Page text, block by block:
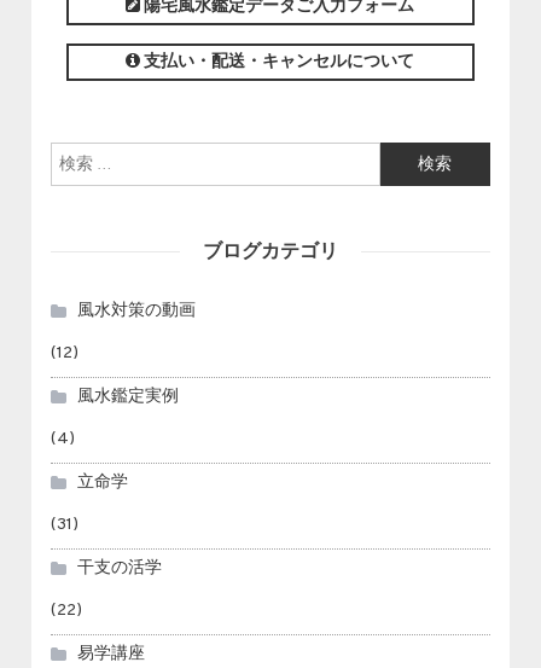
陽宅風水鑑定データご入力フォーム
支払い・配送・キャンセルについて
検索:
ブログカテゴリ
風水対策の動画
(12)
風水鑑定実例
(4)
立命学
(31)
干支の活学
(22)
易学講座